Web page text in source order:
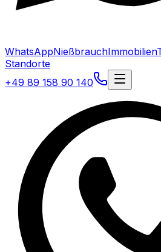
WhatsAppNießbrauchImmobilien
Standorte
+49 89 158 90 140